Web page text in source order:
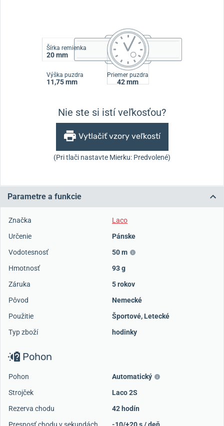
Šírka remienka
20 mm
Výška puzdra
11,75 mm
Priemer puzdra
42 mm
Nie ste si istí veľkosťou?
Vytlačiť vzory veľkostí
(Pri tlači nastavte Mierku: Predvolené)
Parametre a funkcie
Značka
Laco
Určenie
Pánske
Vodotesnosť
50 m
Hmotnosť
93 g
Záruka
5 rokov
Pôvod
Nemecké
Použitie
Športové, Letecké
Typ zboží
hodinky
Pohon
Pohon
Automatický
Strojček
Laco 2S
Rezerva chodu
42 hodín
Presnosť chodu v sekundách
-10/+20 s / deň